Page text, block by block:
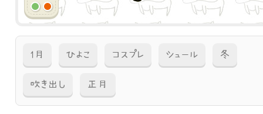
1月 ひよこ コスプレ シュール 冬
吹き出し 正月